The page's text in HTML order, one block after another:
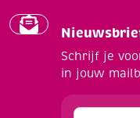
Schrijf je
in jouw